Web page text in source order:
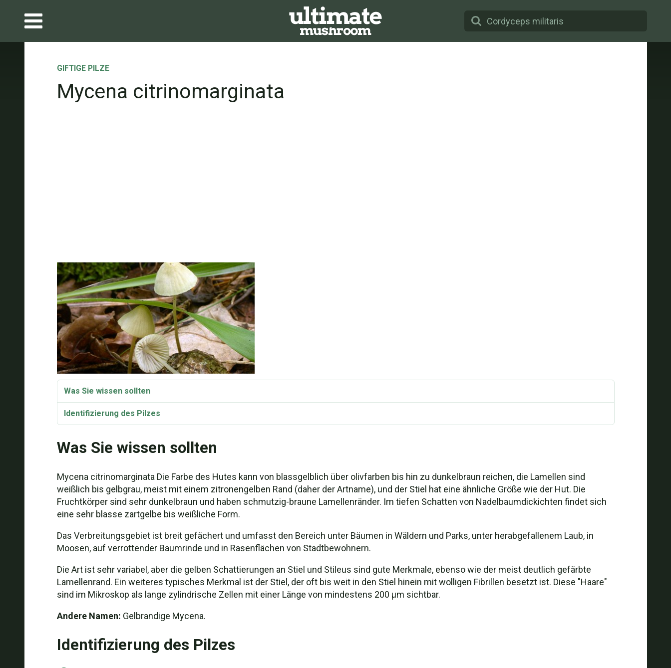
GIFTIGE PILZE
Mycena citrinomarginata
Was Sie wissen sollten
Identifizierung des Pilzes
Was Sie wissen sollten
Mycena citrinomarginata Die Farbe des Hutes kann von blassgelblich über olivfarben bis hin zu dunkelbraun reichen, die Lamellen sind
weißlich bis gelbgrau, meist mit einem zitronengelben Rand (daher der Artname), und der Stiel hat eine ähnliche Größe wie der Hut. Die
Fruchtkörper sind sehr dunkelbraun und haben schmutzig-braune Lamellenränder. Im tiefen Schatten von Nadelbaumdickichten findet sich
eine sehr blasse zartgelbe bis weißliche Form.
Das Verbreitungsgebiet ist breit gefächert und umfasst den Bereich unter Bäumen in Wäldern und Parks, unter herabgefallenem Laub, in
Moosen, auf verrottender Baumrinde und in Rasenflächen von Stadtbewohnern.
Die Art ist sehr variabel, aber die gelben Schattierungen an Stiel und Stileus sind gute Merkmale, ebenso wie der meist deutlich gefärbte
Lamellenrand. Ein weiteres typisches Merkmal ist der Stiel, der oft bis weit in den Stiel hinein mit wolligen Fibrillen besetzt ist. Diese "Haare"
sind im Mikroskop als lange zylindrische Zellen mit einer Länge von mindestens 200 µm sichtbar.
Andere Namen: Gelbrandige Mycena.
Identifizierung des Pilzes